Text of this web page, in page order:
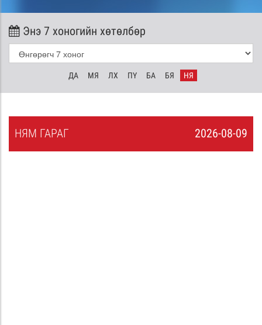
Энэ 7 хоногийн хөтөлбөр
ДА МЯ ЛХ ПҮ БА БЯ НЯ
2026-08-09
НЯМ ГАРАГ